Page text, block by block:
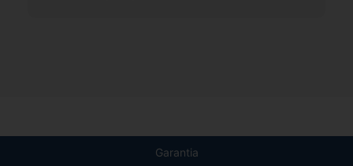
Garantia